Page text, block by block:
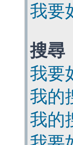
我要
搜尋
我要
我的
我的